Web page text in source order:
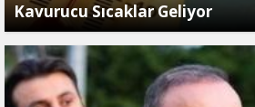
Kavurucu Sıcaklar Geliyor